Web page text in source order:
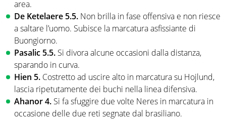
area.
De Ketelaere 5.5. Non brilla in fase offensiva e non riesce
a saltare l’uomo. Subisce la marcatura asfissiante di
Buongiorno.
Pasalic 5.5. Si divora alcune occasioni dalla distanza,
sparando in curva.
Hien 5. Costretto ad uscire alto in marcatura su Hojlund,
lascia ripetutamente dei buchi nella linea difensiva.
Ahanor 4. Si fa sfuggire due volte Neres in marcatura in
occasione delle due reti segnate dal brasiliano.